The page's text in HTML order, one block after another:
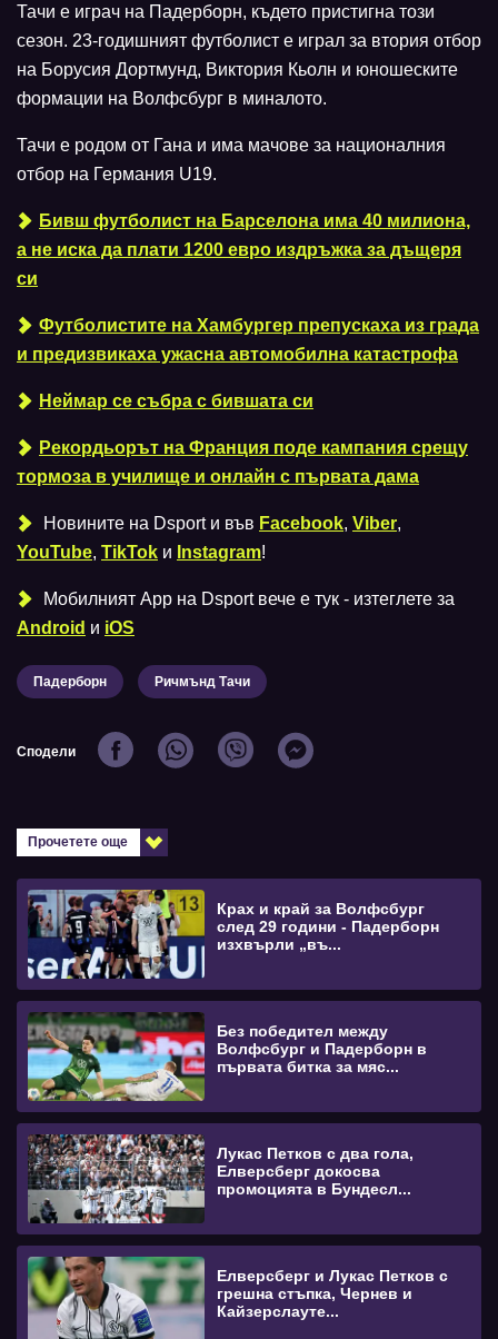
Тачи е играч на Падерборн, където пристигна този
сезон. 23-годишният футболист е играл за втория отбор
на Борусия Дортмунд, Виктория Кьолн и юношеските
формации на Волфсбург в миналото.
Тачи е родом от Гана и има мачове за националния
отбор на Германия U19.
Бивш футболист на Барселона има 40 милиона,
а не иска да плати 1200 евро издръжка за дъщеря
си
Футболистите на Хамбургер препускаха из града
и предизвикаха ужасна автомобилна катастрофа
Неймар се събра с бившата си
Рекордьорът на Франция поде кампания срещу
тормоза в училище и онлайн с първата дама
Новините на Dsport и във Facebook, Viber,
YouTube, TikTok и Instagram!
Мобилният Аpp на Dsport вече е тук - изтеглете за
Android и iOS
Падерборн Ричмънд Тачи
Сподели
Прочетете още
Крах и край за Волфсбург
след 29 години - Падерборн
изхвърли „въ...
Без победител между
Волфсбург и Падерборн в
първата битка за мяс...
Лукас Петков с два гола,
Елверсберг докосва
промоцията в Бундесл...
Елверсберг и Лукас Петков с
грешна стъпка, Чернев и
Кайзерслауте...